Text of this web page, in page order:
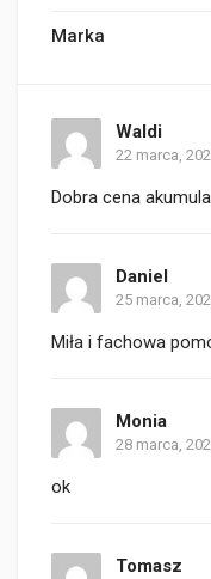
Marka
Waldi
22 marca,
Dobra cena
Daniel
25 marca,
Miła i fachowa
Monia
28 marca,
ok
Tomasz